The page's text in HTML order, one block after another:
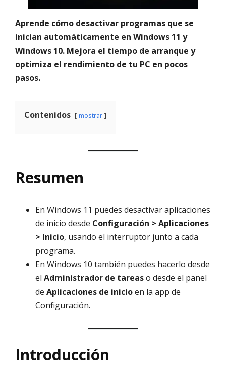
Aprende cómo desactivar programas que se
inician automáticamente en Windows 11 y
Windows 10. Mejora el tiempo de arranque y
optimiza el rendimiento de tu PC en pocos
pasos.
Contenidos mostrar
Resumen
En Windows 11 puedes desactivar aplicaciones
de inicio desde Configuración > Aplicaciones
> Inicio, usando el interruptor junto a cada
programa.
En Windows 10 también puedes hacerlo desde
el Administrador de tareaso desde el panel
de Aplicaciones de inicioen la app de
Configuración.
Introducción